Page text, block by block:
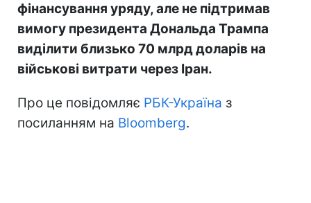
фінансування уряду, але не підтримав
вимогу президента Дональда Трампа
виділити близько 70 млрд доларів на
військові витрати через Іран.
Про це повідомляє РБК-Україна з
посиланням на Bloomberg.